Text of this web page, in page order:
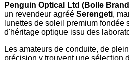
Penguin Optical Ltd (Bolle
un revendeur agréé Serengeti,
lunettes de soleil premium fondée
d'héritage optique issu des
Les amateurs de conduite, de